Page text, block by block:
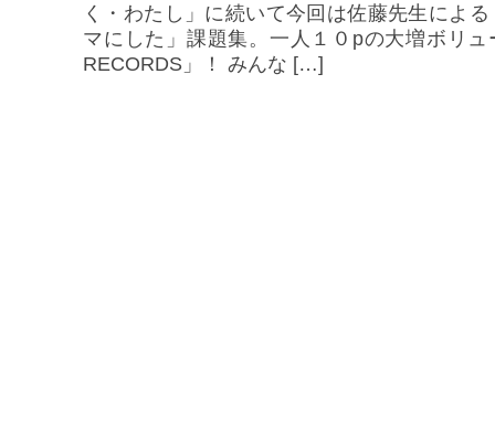
く・わたし」に続いて今回は佐藤先生によ
マにした」課題集。一人１０pの大増ボリ
RECORDS」！ みんな […]